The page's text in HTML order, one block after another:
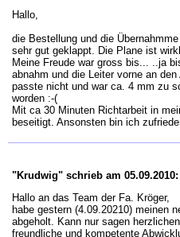
Hallo,
die Bestellung und die
sehr gut geklappt. Die Plane ist
Meine Freude war gross bis... ..ja
abnahm und die Leiter vorne an
passte nicht und war ca. 4 mm zu
worden :-(
Mit ca 30 Minuten Richtarbeit in
beseitigt. Ansonsten bin ich
"Krudwig" schrieb am 05.09.2010:
Hallo an das Team der Fa. Kröger,
habe gestern (4.09.20210) meinen
abgeholt. Kann nur sagen
freundliche und kompetente